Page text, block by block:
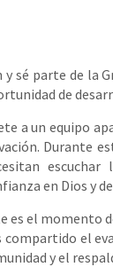
y sé parte de la
de
a un equipo
Durante
en Dios y
es el momento
compartido el
y el